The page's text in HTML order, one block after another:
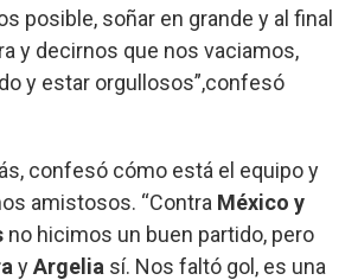
posible, soñar en grande y al final
y decirnos que nos vaciamos,
y estar orgullosos”,confesó
confesó cómo está el equipo y
amistosos. “Contra México y
no hicimos un buen partido, pero
yArgelia sí. Nos faltó gol, es una